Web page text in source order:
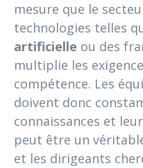
mesure que le
technologies telles
artificielle ou des
multiplie les
compétence. Les
doivent donc
connaissances et
peut être un
et les dirigeants